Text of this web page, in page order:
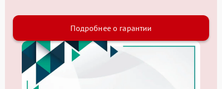
Подробнее о гарантии